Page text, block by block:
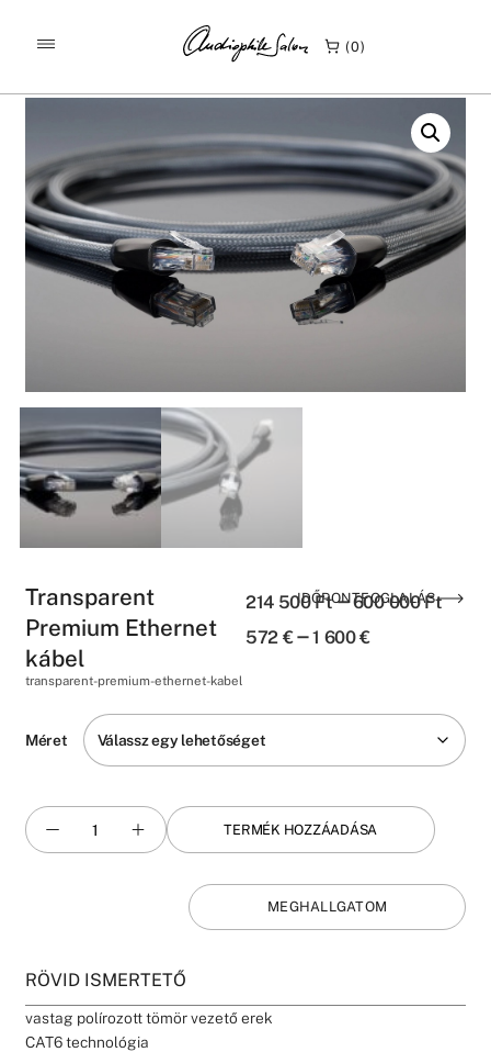
0
KEZDŐLAP TERMÉKEK
/
TRANSPARENT PREMIUM ETHERNET KÁBEL
IDŐPONTFOGLALÁS
Transparent
Premium Ethernet
kábel
transparent-premium-ethernet-kabel
214 500Ft– 600 000Ft
572 €–1 600€
Méret
TERMÉK HOZZÁADÁSA
MEGHALLGATOM
RÖVID ISMERTETŐ
vastag polírozott tömör vezető erek
CAT6 technológia